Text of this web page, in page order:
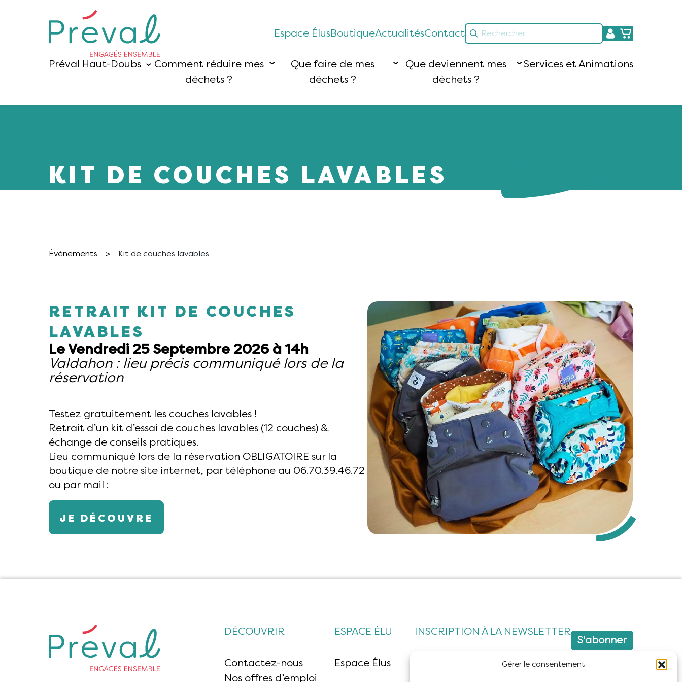
Gérer le consentement
Espace ÉlusBoutiqueActualitésContact
Préval Haut-Doubs
Comment réduire mes
déchets ?
Que faire de mes
déchets ?
Que deviennent mes
déchets ?
Services et Animations
KIT DE COUCHES LAVABLES
Évènements > Kit de couches lavables
RETRAIT KIT DE COUCHES
LAVABLES
Le Vendredi 25 Septembre 2026 à 14h
Valdahon : lieu précis communiqué lors de la
réservation
Testez gratuitement les couches lavables !
Retrait d’un kit d’essai de couches lavables (12 couches) &
échange de conseils pratiques.
Lieu communiqué lors de la réservation OBLIGATOIRE sur la
boutique de notre site internet, par téléphone au 06.70.39.46.72
ou par mail :
JE DÉCOUVRE
DÉCOUVRIR
Contactez-nous
Nos offres d’emploi
ESPACE ÉLU
Espace Élus
INSCRIPTION À LA NEWSLETTER
S'abonner